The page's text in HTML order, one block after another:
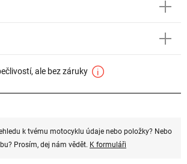
ale bez záruky
k tvému motocyklu údaje nebo položky? Nebo
Prosím, dej nám vědět. K formuláři